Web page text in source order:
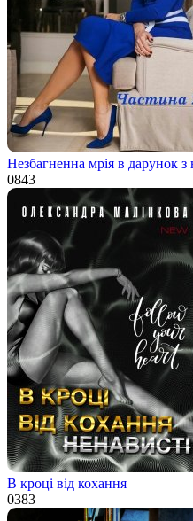
Незбагненна мрія в дарунок з
0843
В кроці від кохання
0383